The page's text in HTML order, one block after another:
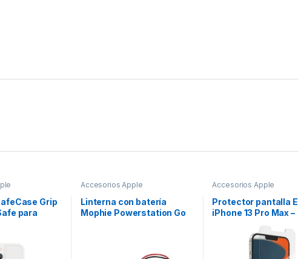
Grip
para
Accesorios Apple
Linterna con batería
Mophie Powerstation Go
Accesorios Apple
Protector pantalla
iPhone 13 Pro Max –